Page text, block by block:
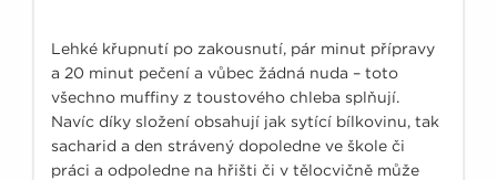
Lehké křupnutí po zakousnutí, pár minut přípravy
a 20 minut pečení a vůbec žádná nuda – toto
všechno muffiny z toustového chleba splňují.
Navíc díky složení obsahují jak sytící bílkovinu, tak
sacharid a den strávený dopoledne ve škole či
práci a odpoledne na hřišti či v tělocvičně může